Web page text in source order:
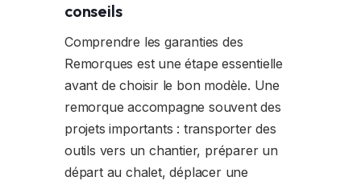
OPTION N & N
ACCESSOIRES DE MOTO
conseils
Comprendre les garanties des
Remorques est une étape essentielle
avant de choisir le bon modèle. Une
remorque accompagne souvent des
projets importants : transporter des
outils vers un chantier, préparer un
départ au chalet, déplacer une